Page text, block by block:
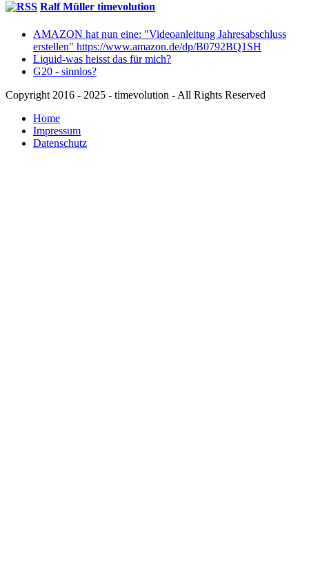
Ralf Müller timevolution
AMAZON hat nun eine: "Videoanleitung Jahresabschluss
erstellen" https://www.amazon.de/dp/B0792BQ1SH
Liquid-was heisst das für mich?
G20 - sinnlos?
Copyright 2016 - 2025 - timevolution - All Rights Reserved
Home
Impressum
Datenschutz